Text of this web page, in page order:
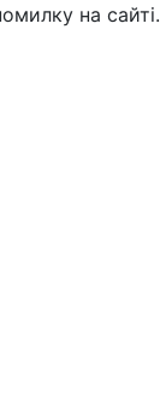
на сайті.